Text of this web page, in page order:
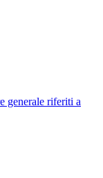
generale riferiti a